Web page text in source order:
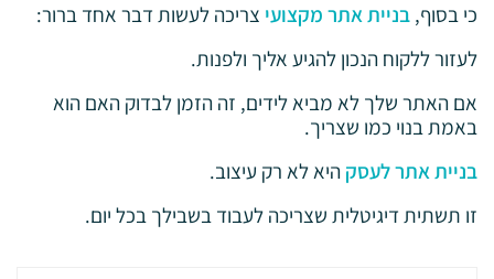
כי בסוף,בניית אתר מקצועיצריכה לעשות דבר אחד ברור:
לעזור ללקוח הנכון להגיע אליך ולפנות.
אם האתר שלך לא מביא לידים, זה הזמן לבדוק האם הוא
באמת בנוי כמו שצריך.
בניית אתר לעסקהיא לא רק עיצוב.
זו תשתית דיגיטלית שצריכה לעבוד בשבילך בכל יום.